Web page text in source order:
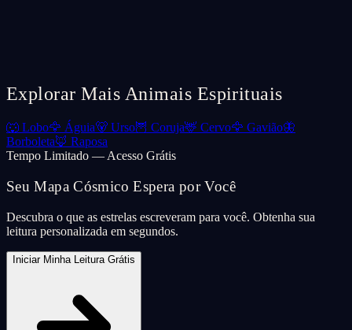
Explorar Mais Animais Espirituais
🐺 Lobo🦅 Águia🐻 Urso🦉 Coruja🦌 Cervo🦅 Gavião🦋
Borboleta🦊 Raposa
Tempo Limitado — Acesso Grátis
Seu Mapa Cósmico Espera por Você
Descubra o que as estrelas escreveram para você. Obtenha sua
leitura personalizada em segundos.
Iniciar Minha Leitura Grátis